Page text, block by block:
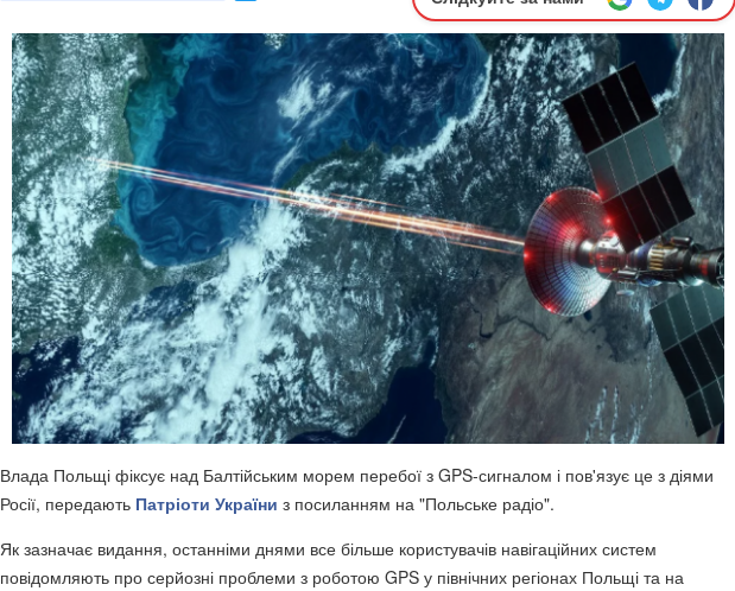
Влада Польщі фіксує над Балтійським морем перебої з GPS-сигналом і пов'язує це з діями
Росії, передають Патріоти України з посиланням на "Польське радіо".
Як зазначає видання, останніми днями все більше користувачів навігаційних систем
повідомляють про серйозні проблеми з роботою GPS у північних регіонах Польщі та на